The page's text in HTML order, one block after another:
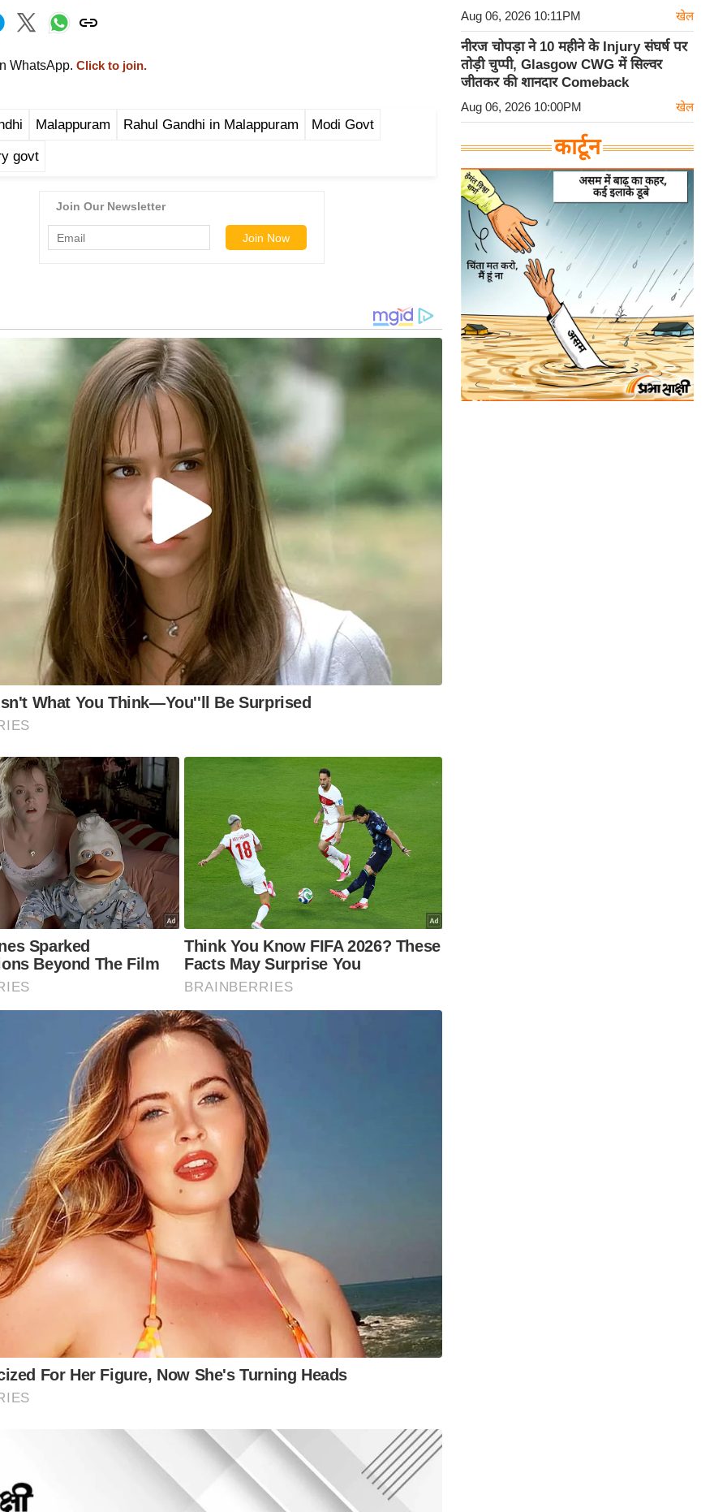
WhatsApp. Click to join.
Malappuram Rahul Gandhi in Malappuram Modi Govt
govt
Aug 06, 2026 10:11PM खेल
नीरज चोपड़ा ने 10 महीने के Injury संघर्ष पर
तोड़ी चुप्पी, Glasgow CWG में सिल्वर
जीतकर की शानदार Comeback
Aug 06, 2026 10:00PM खेल
कार्टून